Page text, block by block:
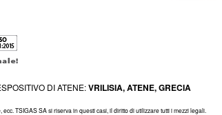
DI ATENE:VRILISIA, ATENE, GRECIA
TSIGAS SA si riserva in questi casi, il diritto di utilizzare tutti i mezzi legali.